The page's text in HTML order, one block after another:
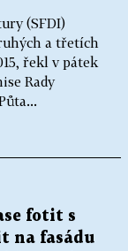
(SFDI)
a třetích
řekl v pátek
Rady
fotit s
na fasádu